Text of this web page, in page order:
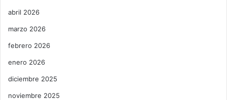
abril 2026
marzo 2026
febrero 2026
enero 2026
diciembre 2025
noviembre 2025